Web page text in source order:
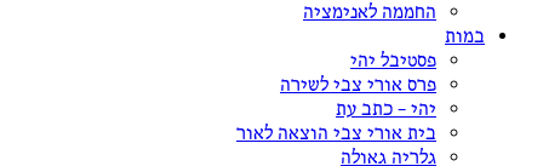
החממה לאנימציה
במות
פסטיבל יהי
פרס אורי צבי לשירה
יהי – כתב עת
בית אורי צבי הוצאה לאור
גלריה גאולה